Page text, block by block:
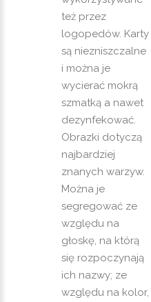
też przez
logopedów. Karty
są niezniszczalne
i można je
wycierać mokrą
szmatką a nawet
dezynfekować.
Obrazki dotyczą
najbardziej
znanych warzyw.
Można je
segregować ze
względu na
głoskę, na którą
się rozpoczynają
ich nazwy; ze
względu na kolor,